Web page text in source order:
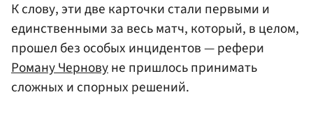
К слову, эти две карточки стали первыми и
единственными за весь матч, который, в целом,
прошел без особых инцидентов — рефери
Роману Черновуне пришлось принимать
сложных и спорных решений.